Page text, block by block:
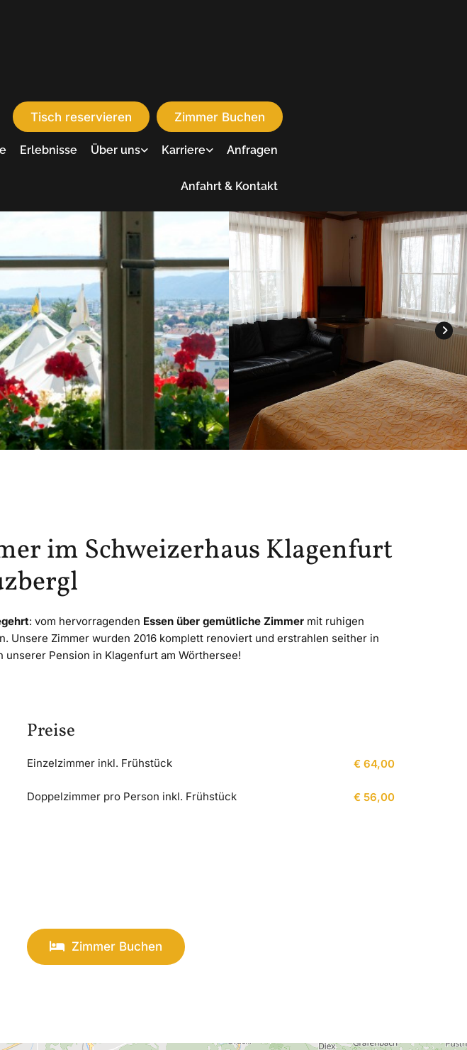
Zimmer Buchen
Tisch reservieren
Erlebnisse Über uns Karriere Anfragen
Anfahrt & Kontakt
im Schweizerhaus Klagenfurt
: vom hervorragenden Essen über gemütliche Zimmer mit ruhigen
Unsere Zimmer wurden 2016 komplett renoviert und erstrahlen seither in
Pension in Klagenfurt am Wörthersee!
Preise
Einzelzimmer inkl. Frühstück € 64,00
Doppelzimmer pro Person inkl. Frühstück € 56,00
Zimmer Buchen